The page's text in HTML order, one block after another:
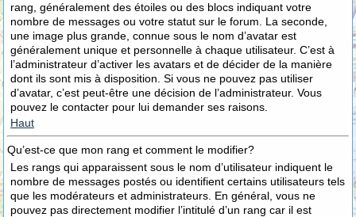
rang, généralement des étoiles ou des blocs indiquant votre
nombre de messages ou votre statut sur le forum. La seconde,
une image plus grande, connue sous le nom d’avatar est
généralement unique et personnelle à chaque utilisateur. C’est à
l’administrateur d’activer les avatars et de décider de la manière
dont ils sont mis à disposition. Si vous ne pouvez pas utiliser
d’avatar, c’est peut-être une décision de l’administrateur. Vous
pouvez le contacter pour lui demander ses raisons.
Haut
Qu’est-ce que mon rang et comment le modifier?
Les rangs qui apparaissent sous le nom d’utilisateur indiquent le
nombre de messages postés ou identifient certains utilisateurs tels
que les modérateurs et administrateurs. En général, vous ne
pouvez pas directement modifier l’intitulé d’un rang car il est